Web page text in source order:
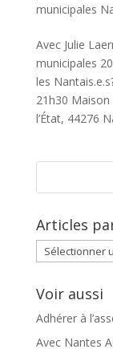
municipales
Avec Julie
municipales
les
21h30 Maison
l’État, 44276
Articles
Articles
par
catégorie
Voir aussi
Adhérer à
Avec Nantes